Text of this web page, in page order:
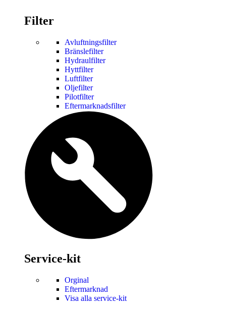
Filter
Avluftningsfilter
Bränslefilter
Hydraulfilter
Hyttfilter
Luftfilter
Oljefilter
Pilotfilter
Eftermarknadsfilter
Service-kit
Orginal
Eftermarknad
Visa alla service-kit